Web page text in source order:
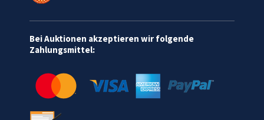
Bei Auktionen akzeptieren wir folgende
Zahlungsmittel: